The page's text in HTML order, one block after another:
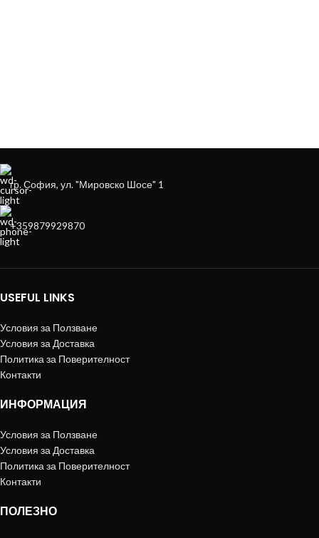
гр. София, ул. "Мировско Шосе" 1
+359879929870
USEFUL LINKS
Условия за Ползване
Условия за Доставка
Политика за Поверителност
Контакти
ИНФОРМАЦИЯ
Условия за Ползване
Условия за Доставка
Политика за Поверителност
Контакти
ПОЛЕЗНО